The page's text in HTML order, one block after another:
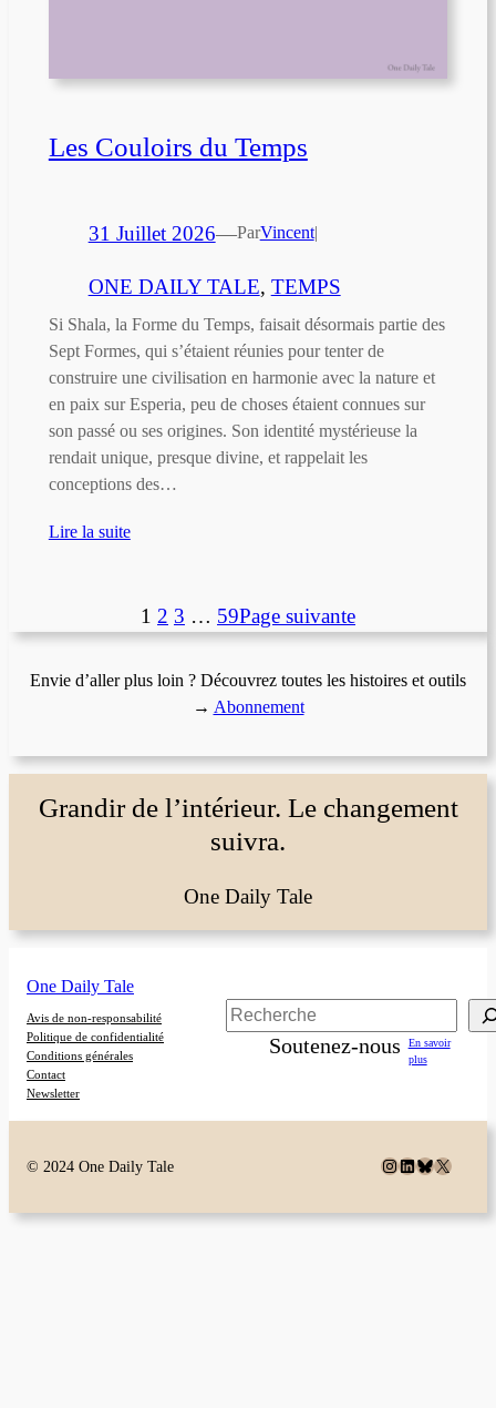
Les Couloirs du Temps
31 Juillet 2026—ParVincent|
ONE DAILY TALE, TEMPS
Si Shala, la Forme du Temps, faisait désormais partie des
Sept Formes, qui s’étaient réunies pour tenter de
construire une civilisation en harmonie avec la nature et
en paix sur Esperia, peu de choses étaient connues sur
son passé ou ses origines. Son identité mystérieuse la
rendait unique, presque divine, et rappelait les
conceptions des…
Lire la suite
1 2 3 … 59Page suivante
Envie d’aller plus loin ? Découvrez toutes les histoires et outils
→ Abonnement
Grandir de l’intérieur. Le changement
suivra.
One Daily Tale
One Daily Tale
Avis de non-responsabilité
Politique de confidentialité
Conditions générales
Contact
Newsletter
Rechercher
Soutenez-nous
En savoir
plus
© 2024 One Daily Tale Instagram
LinkedIn
Bluesky
X